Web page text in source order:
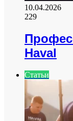
10.04.2026
229
Haval
Статьи